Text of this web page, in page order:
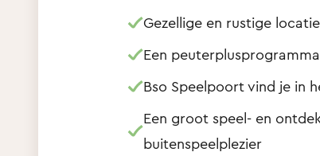
Gezellige en rustige
Een
Bso Speelpoort vind je in
Een groot speel- en
buitenspeelplezier